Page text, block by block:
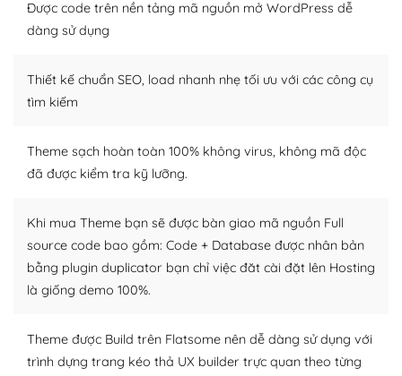
thiết kế tốt, bạn có thể tự sửa đổi. Nếu không bạn có thể
tìm kiếm chúng trên Internet hoặc nhờ chuyên gia.
– Sở hữu một cộng đồng lớn, sẵn sàng hỗ trợ
khổng lồ được kiểm duyệt bởi các nhân viên và những
người cuồng tín WordPress.
Nếu bạn gặp khó khăn, bạn có thể lên mạng và tìm
kiếm những cộng đồng WordPress, họ sẽ giúp bạn trả
lời, giải đáp vấn đề của bạn.
Cộng đồng sử dụng WordPress sẵn sàng hỗ trợ bạn
– Đa dạng plugin và themes
Được code trên nền tảng mã nguồn mở WordPress dễ
dàng sử dụng
Thiết kế chuẩn SEO, load nhanh nhẹ tối ưu với các công cụ
tìm kiếm
Theme sạch hoàn toàn 100% không virus, không mã độc
đã được kiểm tra kỹ lưỡng.
Khi mua Theme bạn sẽ được bàn giao mã nguồn Full
source code bao gồm: Code + Database được nhân bản
bằng plugin duplicator bạn chỉ việc đăt cài đặt lên Hosting
là giống demo 100%.
Theme được Build trên Flatsome nên dễ dàng sử dụng với
trình dựng trang kéo thả UX builder trực quan theo từng